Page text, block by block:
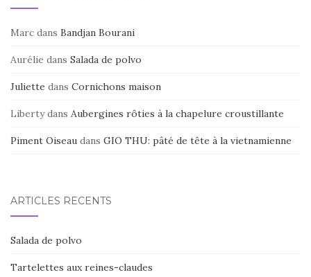
Marc dans Bandjan Bourani
Aurélie dans Salada de polvo
Juliette dans Cornichons maison
Libertydans Aubergines rôties à la chapelure croustillante
Piment Oiseau dans GIO THU: pâté de tête à la vietnamienne
ARTICLES RÉCENTS
Salada de polvo
Tartelettes aux reines-claudes